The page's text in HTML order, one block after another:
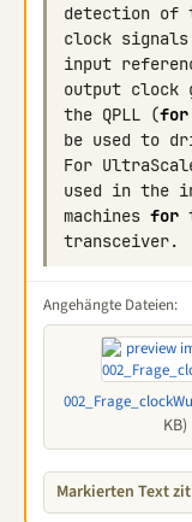
detection of
clock signals
input
output clock
the QPLL (for
be used to
For
used in the
machines for
transceiver.
Angehängte Dateien:
KB)
Markierten Text